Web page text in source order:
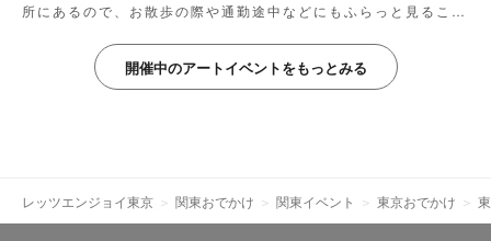
所にあるので、お散歩の際や通勤途中などにもふらっと見ること
3タイプの作品に着目し、一度は見ておきたい都内のパブリック
アートをご紹介します。
開催中のアートイベントをもっとみる
レッツエンジョイ東京 関東おでかけ 関東イベント 東京おでかけ